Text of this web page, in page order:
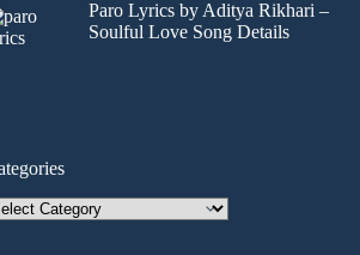
Paro Lyrics by Aditya Rikhari –
Soulful Love Song Details